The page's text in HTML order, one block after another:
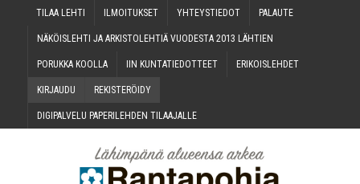
TILAA LEH­TI ILMOI­TUK­SET YHTEYS­TIE­DOT PALAU­TE
NÄKÖIS­LEH­TI JA ARKIS­TO­LEH­TIÄ VUO­DES­TA 2013 LÄHTIEN
PORUK­KA KOOLLA IIN KUN­TA­TIE­DOT­TEET ERI­KOIS­LEH­DET
KIR­JAU­DU REKIS­TE­RÖI­DY
DIGI­PAL­VE­LU PAPE­RI­LEH­DEN TILAAJALLE